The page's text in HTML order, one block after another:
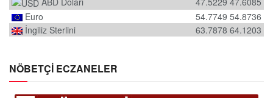
Euro
54.8736
54.7749
İngiliz Sterlini
64.1203
63.7878
NÖBETÇİ ECZANELER